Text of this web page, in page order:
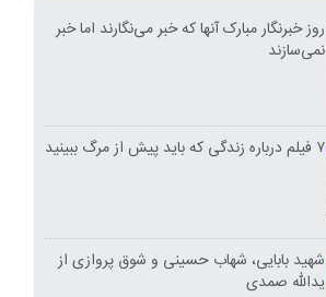
روز خبرنگار مبارک آنها که خبر می‌نگارند اما خبر
نمی‌سازند
۷ فیلم درباره زندگی که باید پیش از مرگ ببینید
شهید بابایی، شهاب حسینی و شوق پروازی از
یدالله صمدی